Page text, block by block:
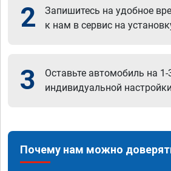
2
Запишитесь на удобное
к нам в сервис на
3
Оставьте автомобиль на 1-
индивидуальной
Почему нам можно